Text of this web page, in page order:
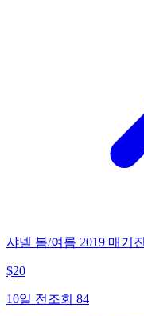
샤넬 봄/여름 2019 매거진
$20
10일 전 조회 84